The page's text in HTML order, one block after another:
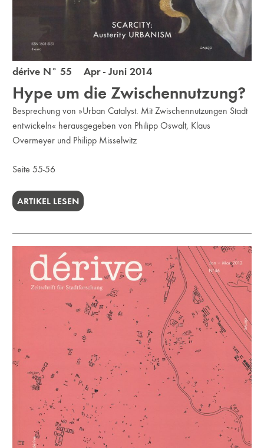
dérive N° 55 Apr - Juni 2014
Hype um die Zwischennutzung?
Besprechung von »Urban Catalyst. Mit Zwischennutzungen Stadt
entwickeln« herausgegeben von Philipp Oswalt, Klaus
Overmeyer und Philipp Misselwitz
Seite 55-56
ARTIKEL LESEN